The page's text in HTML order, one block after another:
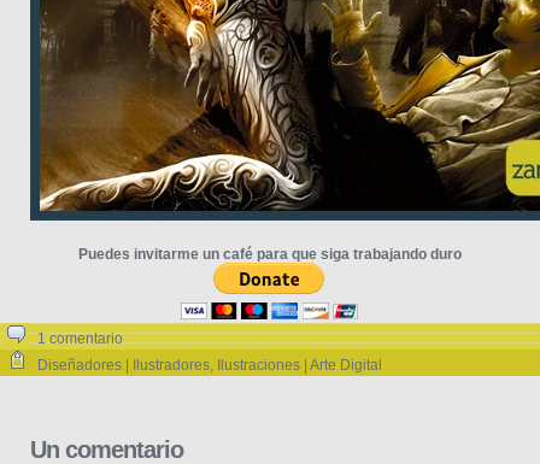
Puedes invitarme un café para que siga trabajando duro
1 comentario
Diseñadores | Ilustradores, Ilustraciones | Arte Digital
Un comentario